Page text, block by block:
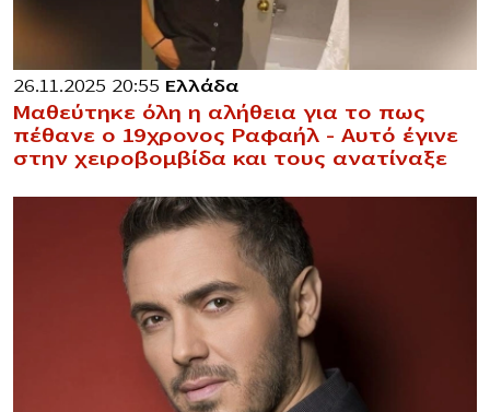
26.11.2025 20:55 Ελλάδα
Μαθεύτηκε όλη η αλήθεια για το πως
πέθανε ο 19χρονος Ραφαήλ – Αυτό έγινε
στην χειροβομβίδα και τους ανατίναξε